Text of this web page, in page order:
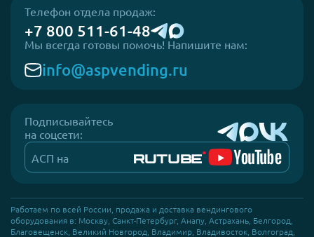
Телефон отдела продаж:
+7 800 511-61-48
Мы всегда готовы помочь! Напишите нам:
info@aspvending.ru
Подписывайтесь
на соцсети:
АСП на
Работаем по всей России, продажа и доставка вендингового
оборудования в: Москву, Санкт-Петербург, Анапу, Астрахань, Белгород,
Благовещенск, Великий Новгород, Владимир, Владивосток, Волгоград,